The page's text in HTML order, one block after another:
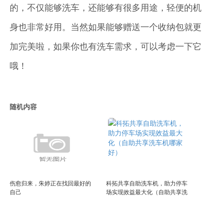
的，不仅能够洗车，还能够有很多用途，轻便的机
身也非常好用。当然如果能够赠送一个收纳包就更
加完美啦，如果你也有洗车需求，可以考虑一下它
哦！
随机内容
伤愈归来，朱婷正在找回最好的
自己
科拓共享自助洗车机，助力停车
场实现效益最大化（自助共享洗